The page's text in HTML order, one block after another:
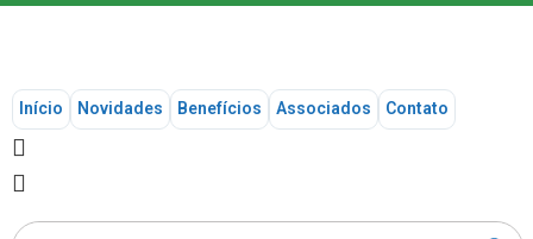
Início Novidades Benefícios Associados Contato